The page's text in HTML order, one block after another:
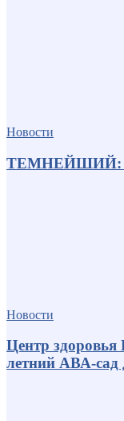
Новости
ТЕМНЕЙШИЙ:
Новости
Центр
летний АВА-сад